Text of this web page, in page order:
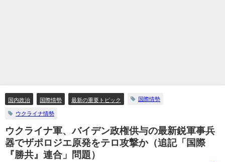
国内政治 国際情勢 最新の重要トピック
国際情勢
ウクライナ情勢
ウクライナ軍、バイデン政権供与の最新鋭軍事兵
器でザポロジエ原発をテロ攻撃か（追記「国際
『勝共』連合」問題）